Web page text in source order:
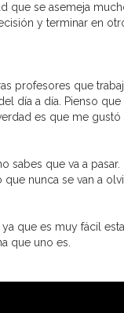
que se asemeja
y terminar en
profesores que
día a día. Pienso
es que me gustó
sabes que va a
nunca se van a
que es muy fácil
que uno es.